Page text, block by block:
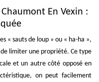
En Vexin :
« sauts de loup » ou « ha-ha »,
limiter une propriété. Ce type
et un autre côté opposé en
on peut facilement